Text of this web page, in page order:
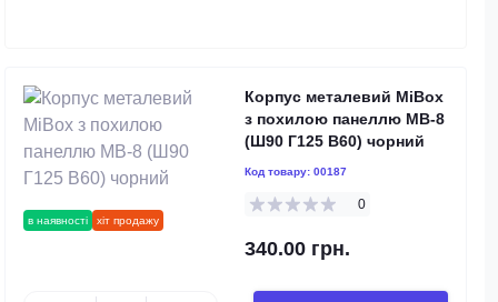
в наявності хіт продажу
Корпус металевий MiBox
з похилою панеллю MB-8
(Ш90 Г125 В60) чорний
Код товару: 00187
0
340.00 грн.